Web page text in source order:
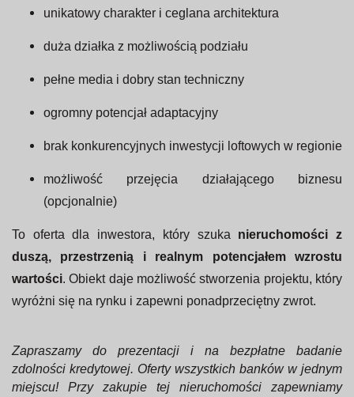
unikatowy charakter i ceglana architektura
duża działka z możliwością podziału
pełne media i dobry stan techniczny
ogromny potencjał adaptacyjny
brak konkurencyjnych inwestycji loftowych w regionie
możliwość przejęcia działającego biznesu
(opcjonalnie)
To oferta dla inwestora, który szuka nieruchomości z
duszą, przestrzenią i realnym potencjałem wzrostu
wartości. Obiekt daje możliwość stworzenia projektu, który
wyróżni się na rynku i zapewni ponadprzeciętny zwrot.
Zapraszamy do prezentacji i na bezpłatne badanie
zdolności kredytowej. Oferty wszystkich banków w jednym
miejscu! Przy zakupie tej nieruchomości zapewniamy